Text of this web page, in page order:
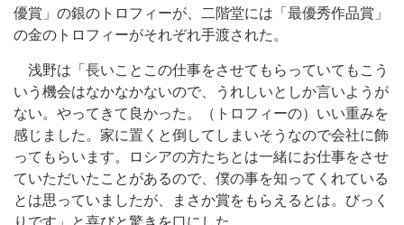
優賞」の銀のトロフィーが、二階堂には「最優秀作品賞」
の金のトロフィーがそれぞれ手渡された。
浅野は「長いことこの仕事をさせてもらっていてもこう
いう機会はなかなかないので、うれしいとしか言いようが
ない。やってきて良かった。（トロフィーの）いい重みを
感じました。家に置くと倒してしまいそうなので会社に飾
ってもらいます。ロシアの方たちとは一緒にお仕事をさせ
ていただいたことがあるので、僕の事を知ってくれている
とは思っていましたが、まさか賞をもらえるとは。びっく
りです」と喜びと驚きを口にした。